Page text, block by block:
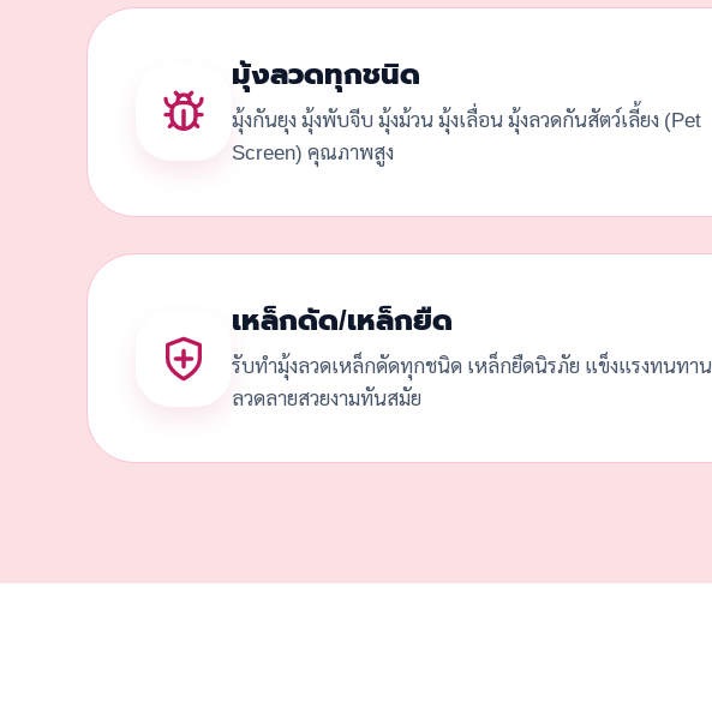
มุ้งลวดทุกชนิด
มุ้งกันยุง มุ้งพับจีบ มุ้งม้วน มุ้งเลื่อน มุ้งลวดกันสัตว์เลี้ยง (Pet
Screen) คุณภาพสูง
เหล็กดัด/เหล็กยืด
รับทำมุ้งลวดเหล็กดัดทุกชนิด เหล็กยืดนิรภัย แข็งแรงทนทาน
ลวดลายสวยงามทันสมัย